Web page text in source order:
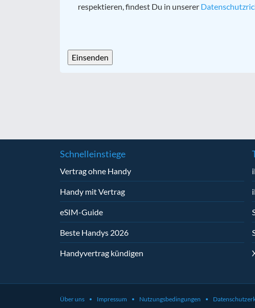
respektieren, findest Du in unserer
Schnelleinstiege
Vertrag ohne Handy
Handy mit Vertrag
eSIM-Guide
Beste Handys 2026
Handyvertrag kündigen
Über uns Impressum Nutzungsbedingungen